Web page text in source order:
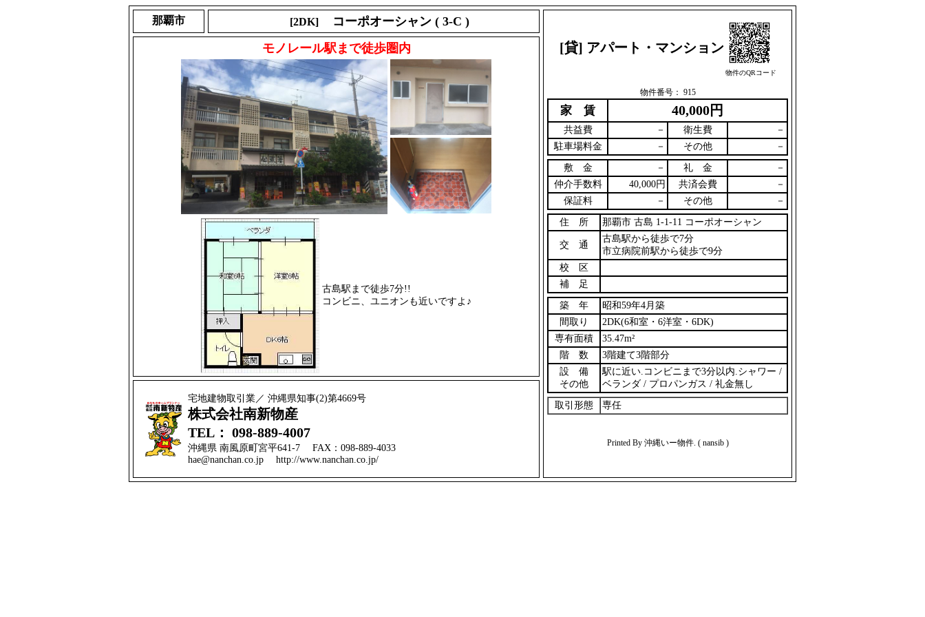
那覇市 [2DK] コーポオーシャン ( 3-C )
[貸] アパート・マンション
物件のQRコード
物件番号： 915
家 賃 40,000円
共益費 － 衛生費
－
駐車場料金
－ その他 －
敷 金 － 礼 金
－
仲介手数料
40,000円 共済会費
－
保証料
－ その他 －
住 所 那覇市 古島 1-1-11 コーポオーシャン
交 通
古島駅から徒歩で7分
市立病院前駅から徒歩で9分
校 区
補 足
築 年
昭和59年4月築
間取り
2DK(6和室・6洋室・6DK)
専有面積
35.47m²
階 数
3階建て3階部分
設 備
その他
駅に近い.コンビニまで3分以内.シャワー /
ベランダ / プロパンガス / 礼金無し
取引形態 専任
Printed By 沖縄いー物件. ( nansib )
モノレール駅まで徒歩圏内
古島駅まで徒歩7分!!
コンビニ、ユニオンも近いですよ♪
宅地建物取引業／ 沖縄県知事(2)第4669号
株式会社南新物産
TEL： 098-889-4007
沖縄県 南風原町宮平641-7 FAX：098-889-4033
hae@nanchan.co.jp http://www.nanchan.co.jp/